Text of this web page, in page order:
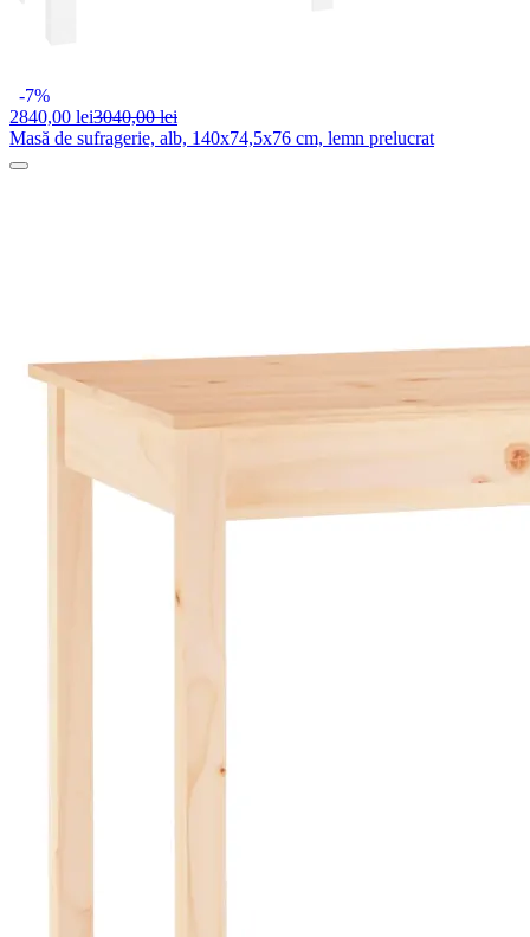
-7%
2840,00 lei3040,00 lei
Masă de sufragerie, alb, 140x74,5x76 cm, lemn prelucrat